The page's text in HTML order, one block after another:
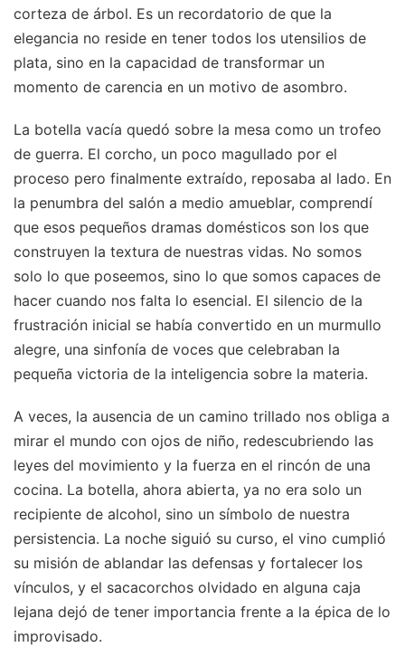
corteza de árbol. Es un recordatorio de que la
elegancia no reside en tener todos los utensilios de
plata, sino en la capacidad de transformar un
momento de carencia en un motivo de asombro.
La botella vacía quedó sobre la mesa como un trofeo
de guerra. El corcho, un poco magullado por el
proceso pero finalmente extraído, reposaba al lado. En
la penumbra del salón a medio amueblar, comprendí
que esos pequeños dramas domésticos son los que
construyen la textura de nuestras vidas. No somos
solo lo que poseemos, sino lo que somos capaces de
hacer cuando nos falta lo esencial. El silencio de la
frustración inicial se había convertido en un murmullo
alegre, una sinfonía de voces que celebraban la
pequeña victoria de la inteligencia sobre la materia.
A veces, la ausencia de un camino trillado nos obliga a
mirar el mundo con ojos de niño, redescubriendo las
leyes del movimiento y la fuerza en el rincón de una
cocina. La botella, ahora abierta, ya no era solo un
recipiente de alcohol, sino un símbolo de nuestra
persistencia. La noche siguió su curso, el vino cumplió
su misión de ablandar las defensas y fortalecer los
vínculos, y el sacacorchos olvidado en alguna caja
lejana dejó de tener importancia frente a la épica de lo
improvisado.